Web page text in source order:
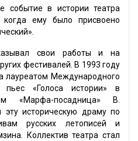
событие в истории театра
ему было присвоено
свои работы и на
фестивалей. В 1993 году
лауреатом Международного
пьес «Голоса истории» в
«Марфа-посадница» В.
историческую драму по
русских летописей и
Коллектив театра стал